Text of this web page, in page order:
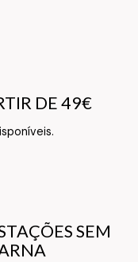
DE 49€
DE 49€
Informação
SEM
SEM